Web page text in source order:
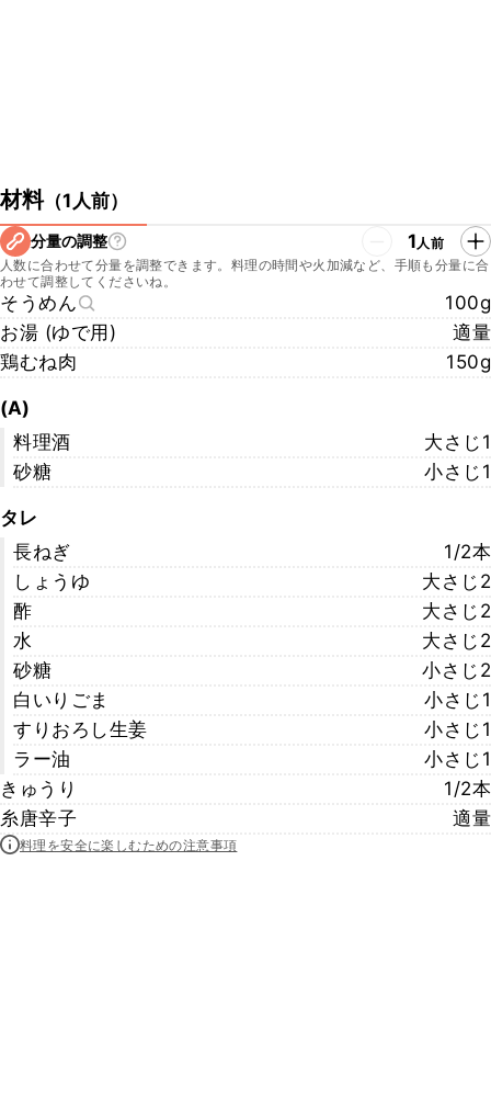
材料（1人前）
分量の調整 1人前
人数に合わせて分量を調整できます。料理の時間や火加減など、手順も分量に合
わせて調整してくださいね。
そうめん
100g
お湯 (ゆで用)
適量
鶏むね肉
150g
(A)
料理酒
大さじ1
砂糖
小さじ1
タレ
長ねぎ
1/2本
しょうゆ
大さじ2
酢
大さじ2
水
大さじ2
砂糖
小さじ2
白いりごま
小さじ1
すりおろし生姜
小さじ1
ラー油
小さじ1
きゅうり
1/2本
糸唐辛子
適量
料理を安全に楽しむための注意事項